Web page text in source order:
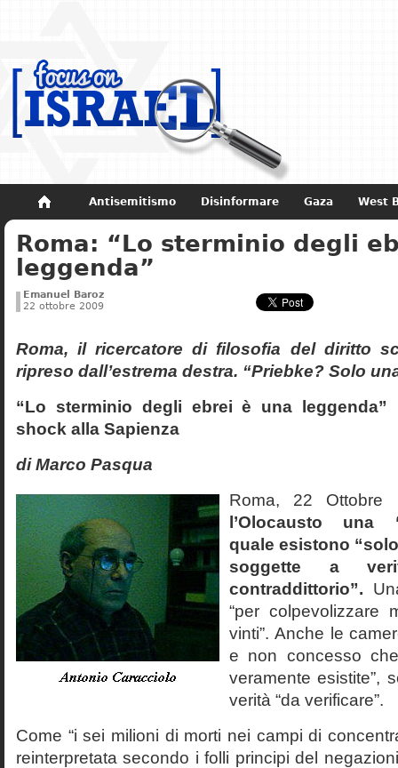
Antisemitismo Disinformare Gaza West
Non dimenticare Storia di Israele
Roma: “Lo sterminio degli
leggenda”
Emanuel Baroz
22 ottobre 2009
Roma, il ricercatore di filosofia del diritto
ripreso dall’estrema destra. “Priebke? Solo
“Lo sterminio degli ebrei è una leggenda”
shock alla Sapienza
di Marco Pasqua
Roma, 22
l’Olocausto una
quale esistono
soggette a
contraddittorio”.
“per colpevolizzare
vinti”. Anche le
e non concesso
veramente esistite”,
verità “da verificare”.
Come “i sei milioni di morti nei campi di
reinterpretata secondo i folli principi del